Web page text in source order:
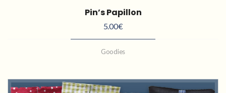
Pin’s Papillon
5.00€
Goodies